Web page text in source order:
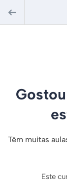
Têm muitas
Este